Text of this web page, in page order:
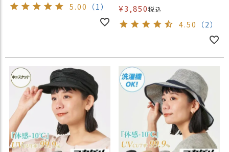
5.00 （1） ¥3,850税込
4.50 （2）